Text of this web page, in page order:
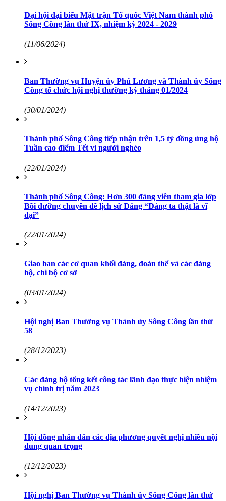
Đại hội đại biểu Mặt trận Tổ quốc Việt Nam thành phố
Sông Công lần thứ IX, nhiệm kỳ 2024 - 2029
(11/06/2024)
Ban Thường vụ Huyện ủy Phú Lương và Thành ủy Sông
Công tổ chức hội nghị thường kỳ tháng 01/2024
(30/01/2024)
Thành phố Sông Công tiếp nhận trên 1,5 tỷ đồng ủng hộ
Tuần cao điểm Tết vì người nghèo
(22/01/2024)
Thành phố Sông Công: Hơn 300 đảng viên tham gia lớp
Bồi dưỡng chuyên đề lịch sử Đảng “Đảng ta thật là vĩ
đại”
(22/01/2024)
Giao ban các cơ quan khối đảng, đoàn thể và các đảng
bộ, chi bộ cơ sở
(03/01/2024)
Hội nghị Ban Thường vụ Thành ủy Sông Công lần thứ
58
(28/12/2023)
Các đảng bộ tổng kết công tác lãnh đạo thực hiện nhiệm
vụ chính trị năm 2023
(14/12/2023)
Hội đồng nhân dân các địa phương quyết nghị nhiều nội
dung quan trọng
(12/12/2023)
Hội nghị Ban Thường vụ Thành ủy Sông Công lần thứ